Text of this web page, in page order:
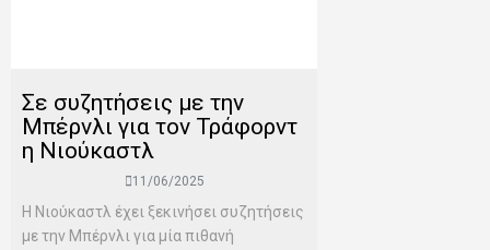
Σε συζητήσεις με την
Μπέρνλι για τον Τράφορντ
η Νιούκαστλ
11/06/2025
Η Νιούκαστλ έχει ξεκινήσει συζητήσεις
με την Μπέρνλι για μία πιθανή